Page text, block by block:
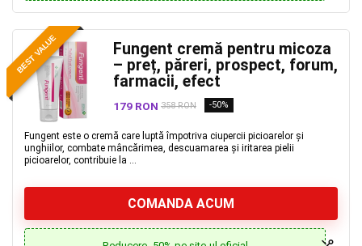
BEST VALUE
Fungent cremă pentru micoza
– preț, păreri, prospect, forum,
farmacii, efect
179 RON 358 RON -50%
Fungent este o cremă care luptă împotriva ciupercii picioarelor și
unghiilor, combate mâncărimea, descuamarea și iritarea pielii
picioarelor, contribuie la ...
COMANDA ACUM